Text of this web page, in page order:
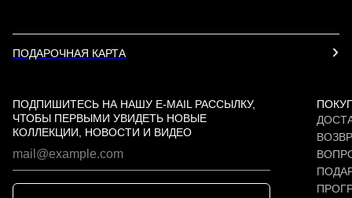
ПОДАРОЧНАЯ КАРТА
ПОДПИШИТЕСЬ НА НАШУ E-MAIL РАССЫЛКУ,
ЧТОБЫ ПЕРВЫМИ УВИДЕТЬ НОВЫЕ
КОЛЛЕКЦИИ, НОВОСТИ И ВИДЕО